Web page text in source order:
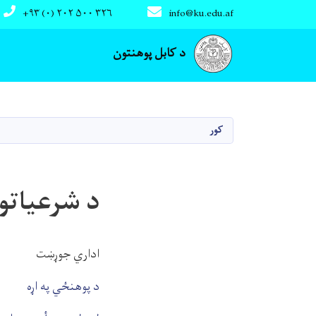
د کابل پوهنتون
info@ku.edu.af +۹۳ (۰) ۲۰۲ ۵۰۰ ۳۲۶
Main navigation
کور
د
اداري جوړښت
د پوهنځي په اړه